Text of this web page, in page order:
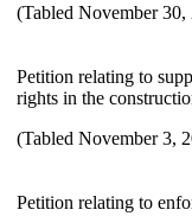
(Tabled November
Petition relating to
rights in the
(Tabled November 3,
Petition relating to